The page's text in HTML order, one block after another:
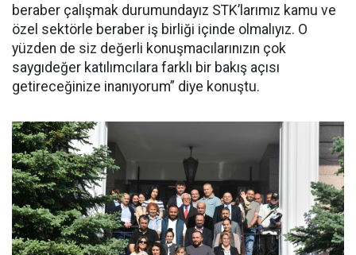
beraber çalışmak durumundayız STK’larımız kamu ve
özel sektörle beraber iş birliği içinde olmalıyız. O
yüzden de siz değerli konuşmacılarınızın çok
saygıdeğer katılımcılara farklı bir bakış açısı
getireceğinize inanıyorum” diye konuştu.